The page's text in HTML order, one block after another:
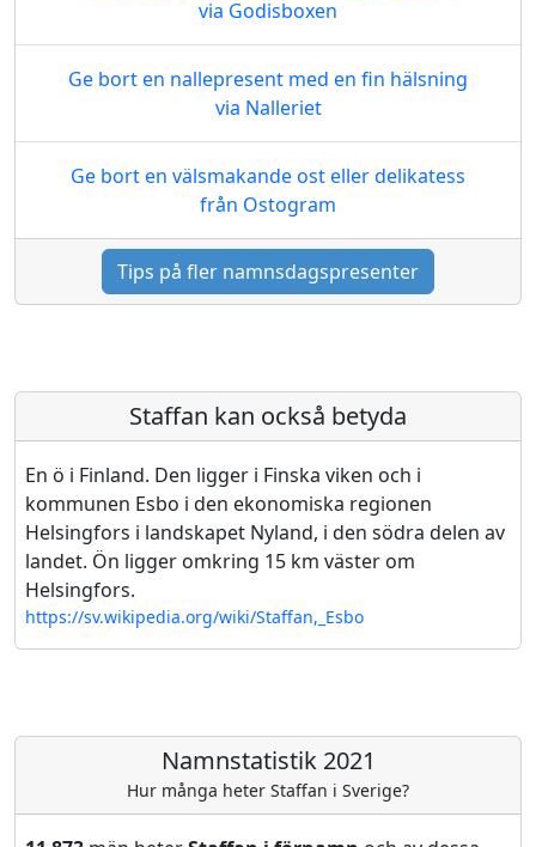
via Godisboxen
Ge bort en nallepresent med en fin hälsning
via Nalleriet
Ge bort en välsmakande ost eller delikatess
från Ostogram
Tips på fler namnsdagspresenter
Staffan kan också betyda
En ö i Finland. Den ligger i Finska viken och i
kommunen Esbo i den ekonomiska regionen
Helsingfors i landskapet Nyland, i den södra delen av
landet. Ön ligger omkring 15 km väster om
Helsingfors.
https://sv.wikipedia.org/wiki/Staffan,_Esbo
Namnstatistik 2021
Hur många heter Staffan i Sverige?